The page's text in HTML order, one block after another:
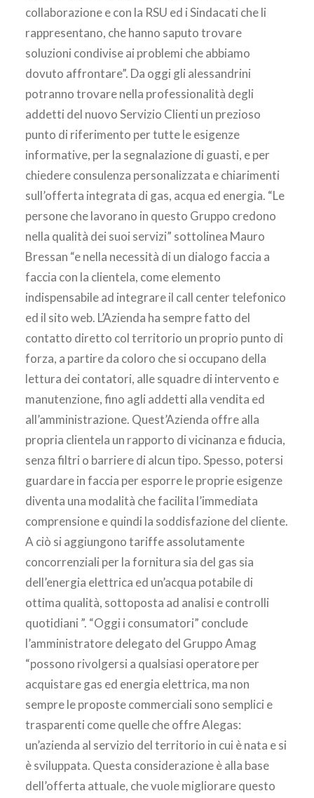
collaborazione e con la RSU ed i Sindacati che li
rappresentano, che hanno saputo trovare
soluzioni condivise ai problemi che abbiamo
dovuto affrontare”. Da oggi gli alessandrini
potranno trovare nella professionalità degli
addetti del nuovo Servizio Clienti un prezioso
punto di riferimento per tutte le esigenze
informative, per la segnalazione di guasti, e per
chiedere consulenza personalizzata e chiarimenti
sull’offerta integrata di gas, acqua ed energia. “Le
persone che lavorano in questo Gruppo credono
nella qualità dei suoi servizi” sottolinea Mauro
Bressan “e nella necessità di un dialogo faccia a
faccia con la clientela, come elemento
indispensabile ad integrare il call center telefonico
ed il sito web. L’Azienda ha sempre fatto del
contatto diretto col territorio un proprio punto di
forza, a partire da coloro che si occupano della
lettura dei contatori, alle squadre di intervento e
manutenzione, fino agli addetti alla vendita ed
all’amministrazione. Quest’Azienda offre alla
propria clientela un rapporto di vicinanza e fiducia,
senza filtri o barriere di alcun tipo. Spesso, potersi
guardare in faccia per esporre le proprie esigenze
diventa una modalità che facilita l’immediata
comprensione e quindi la soddisfazione del cliente.
A ciò si aggiungono tariffe assolutamente
concorrenziali per la fornitura sia del gas sia
dell’energia elettrica ed un’acqua potabile di
ottima qualità, sottoposta ad analisi e controlli
quotidiani ”. “Oggi i consumatori” conclude
l’amministratore delegato del Gruppo Amag
“possono rivolgersi a qualsiasi operatore per
acquistare gas ed energia elettrica, ma non
sempre le proposte commerciali sono semplici e
trasparenti come quelle che offre Alegas:
un’azienda al servizio del territorio in cui è nata e si
è sviluppata. Questa considerazione è alla base
dell’offerta attuale, che vuole migliorare questo